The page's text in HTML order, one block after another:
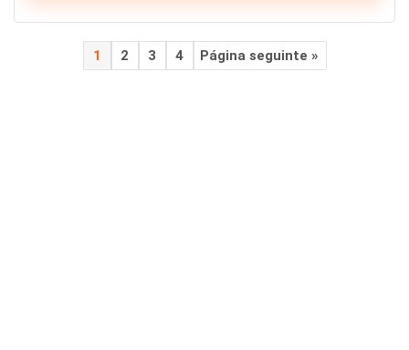
1 2 3 4 Página seguinte »